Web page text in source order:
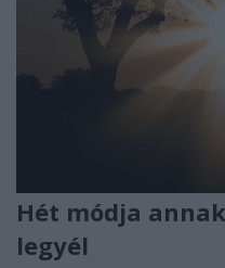
Hét módja
legyél